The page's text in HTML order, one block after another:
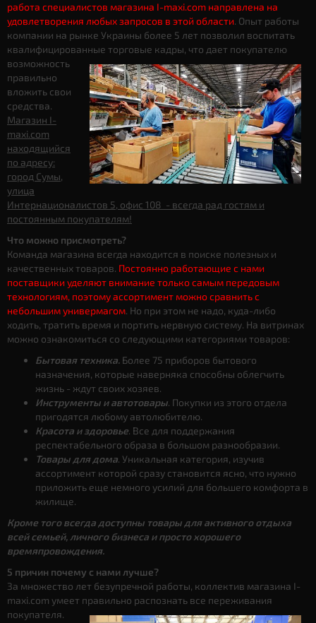
работа специалистов магазина I-maxi.com направлена на
удовлетворения любых запросов в этой области. Опыт работы
компании на рынке Украины более 5 лет позволил воспитать
квалифицированные торговые кадры, что дает покупателю
возможность
правильно
вложить свои
средства.
Магазин I-
maxi.com
находящийся
по адресу:
город Сумы,
улица
Интернационалистов 5, офис 108 - всегда рад гостям и
постоянным покупателям!
Что можно присмотреть?
Команда магазина всегда находится в поиске полезных и
качественных товаров. Постоянно работающие с нами
поставщики уделяют внимание только самым передовым
технологиям, поэтому ассортимент можно сравнить с
небольшим универмагом. Но при этом не надо, куда-либо
ходить, тратить время и портить нервную систему. На витринах
можно ознакомиться со следующими категориями товаров:
Бытовая техника. Более 75 приборов бытового
назначения, которые наверняка способны облегчить
жизнь - ждут своих хозяев.
Инструменты и автотовары. Покупки из этого отдела
пригодятся любому автолюбителю.
Красота и здоровье. Все для поддержания
респектабельного образа в большом разнообразии.
Товары для дома. Уникальная категория, изучив
ассортимент которой сразу становится ясно, что нужно
приложить еще немного усилий для большего комфорта в
жилище.
Кроме того всегда доступны товары для активного отдыха
всей семьей, личного бизнеса и просто хорошего
времяпровождения.
5 причин почему с нами лучше?
За множество лет безупречной работы, коллектив магазина I-
maxi.com умеет правильно распознать все переживания
покупателя.